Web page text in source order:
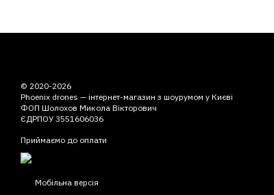
© 2020-2026
Phoenix drones — інтернет-магазин з шоурумом у Києві
ФОП Шолохов Микола Вікторович
ЄДРПОУ 3551606036
Приймаємо до оплати
Мобільна версія